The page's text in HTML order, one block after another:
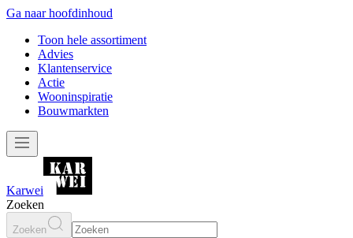
Ga naar hoofdinhoud
Toon hele assortiment
Advies
Klantenservice
Actie
Wooninspiratie
Bouwmarkten
Karwei
Zoeken
Zoeken